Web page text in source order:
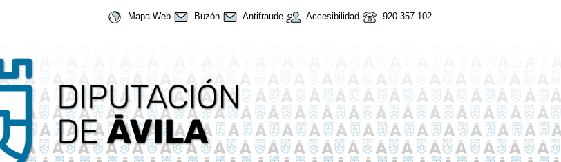
Mapa Web Buzón Antifraude Accesibilidad 920 357 102